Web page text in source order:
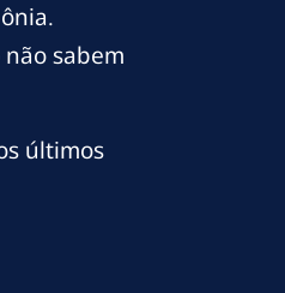
sabem
últimos